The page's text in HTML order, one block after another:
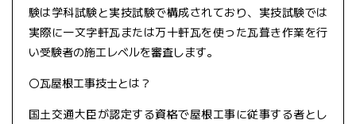
験は学科試験と実技試験で構成されており、実技試験では
実際に一文字軒瓦または万十軒瓦を使った瓦葺き作業を行
い受験者の施工レベルを審査します。
〇瓦屋根工事技士とは？
国土交通大臣が認定する資格で屋根工事に従事する者とし